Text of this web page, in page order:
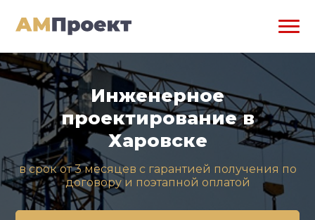
Инженерное
проектирование в
Харовске
в срок от 3 месяцев с гарантией получения по
договору и поэтапной оплатой